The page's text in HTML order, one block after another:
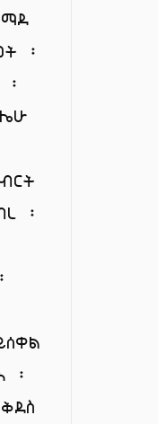
፡
፡
፡